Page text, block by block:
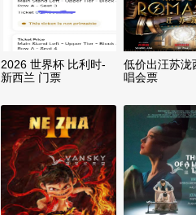
2026 世界杯 比利时-
新西兰 门票
低价出汪苏泷
唱会票